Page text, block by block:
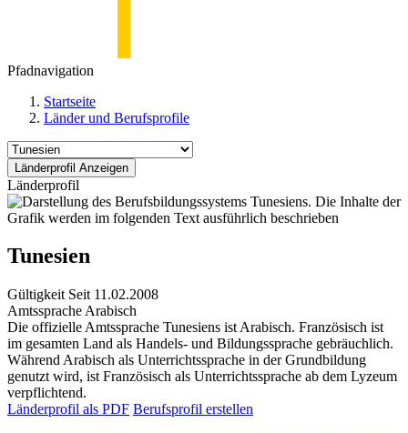
Pfadnavigation
Startseite
Länder und Berufsprofile
Länderprofil
Tunesien
Gültigkeit Seit 11.02.2008
Amtssprache Arabisch
Die offizielle Amtssprache Tunesiens ist Arabisch. Französisch ist
im gesamten Land als Handels- und Bildungssprache gebräuchlich.
Während Arabisch als Unterrichtssprache in der Grundbildung
genutzt wird, ist Französisch als Unterrichtssprache ab dem Lyzeum
verpflichtend.
Länderprofil als PDF Berufsprofil erstellen